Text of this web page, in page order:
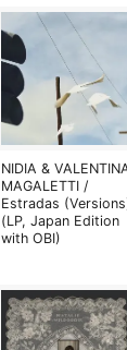
NIDIA &
MAGALETTI /
Estradas
(LP, Japan Edition
with OBI)